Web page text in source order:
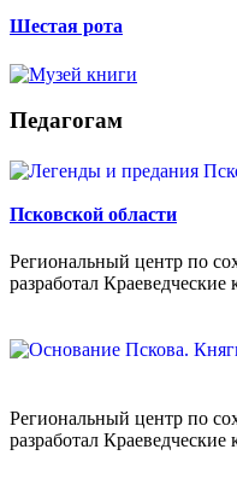
Шестая рота
Педагогам
Псковской области
Региональный центр по
разработал
Региональный центр по
разработал